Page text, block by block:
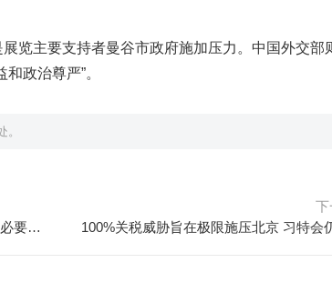
览主要支持者曼谷市政府施加压力。中国外交部
政治尊严”。
海关总署回应涉美船舶收费：中方反制措施是必要的被动防御行为
100%关税威胁旨在极限施压北京 习特会